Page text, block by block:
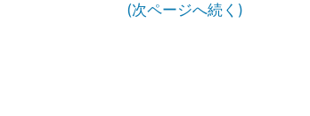
(次ページへ続く)